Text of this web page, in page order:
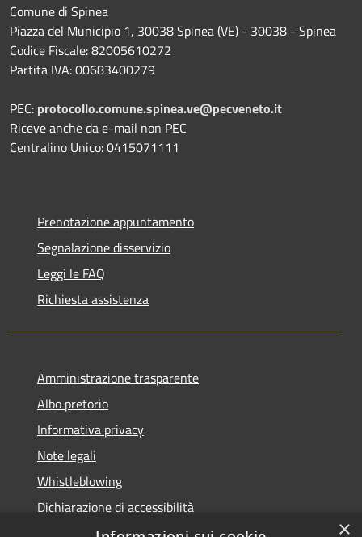
Comune di Spinea
Piazza del Municipio 1, 30038 Spinea (VE) - 30038 - Spinea
Codice Fiscale: 82005610272
Partita IVA: 00683400279
PEC: protocollo.comune.spinea.ve@pecveneto.it
Riceve anche da e-mail non PEC
Centralino Unico: 0415071111
Prenotazione appuntamento
Segnalazione disservizio
Leggi le FAQ
Richiesta assistenza
Amministrazione trasparente
Albo pretorio
Informativa privacy
Note legali
Whistleblowing
Dichiarazione di accessibilità
Obiettivi di accessibilità
×